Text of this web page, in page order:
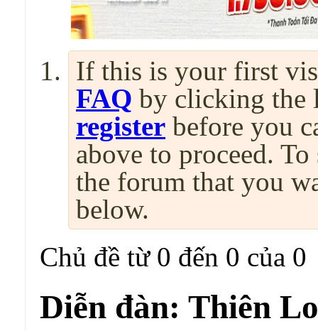
If this is your first
FAQ by clicking the
register before you
above to proceed.
the forum that you
below.
Chủ đề từ 0 đến 0 của 0
Diễn đàn: Thiên